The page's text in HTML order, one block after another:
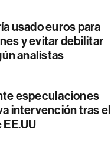
usado euros para
y evitar debilitar
analistas
especulaciones
intervención tras el